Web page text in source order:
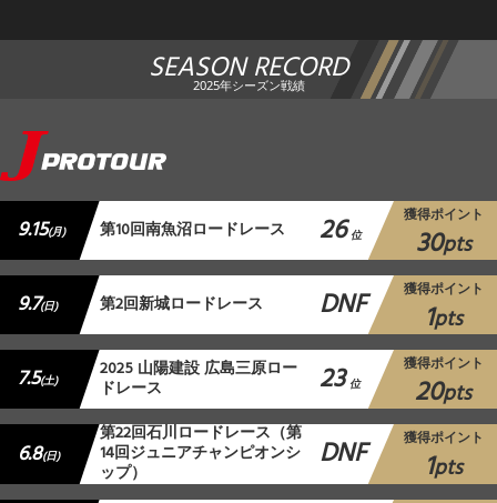
SEASON RECORD
2025年シーズン戦績
9.15(月) 第10回南魚沼ロードレース 26 位
獲得ポイント
30pts
9.7(日) 第2回新城ロードレース DNF 獲得ポイント
1pts
7.5(土) 2025 山陽建設 広島三原ロー
ドレース 23 位
獲得ポイント
20pts
6.8(日)
第22回石川ロードレース（第
14回ジュニアチャンピオンシ
ップ） DNF 獲得ポイント
1pts